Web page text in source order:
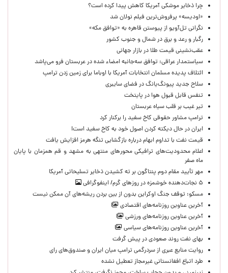
چرا ذخایر موشکی آمریکا کاهش پیدا کرده است؟
«اودیسه» پرفروش‌ترین فیلم نولان شد
نگرانی تل‌آویو از پیوستن قاهره به «توافق مکه»
رگبار و رعد و برق در شمال و جنوب کشور
عقب‌نشینی قیمت طلا در بازار جهانی
سیاستمدار عراقی: توافق سه‌جانبه امضاء شده در عربستان فرو می‌پاشد
ائتلاف پدیده مسلمان انتخابات آمریکا با اوباما برای زمین زدن ترامپ
سلاح جدید پیونگ‌یانگ در فضای سایبری
تنفس قابل قبول هوا در پایتخت
تیر غیب بر قلب سیاه عربستان
ترامپ مشاور حقوقی کاخ سفید را برکنار کرد
ایران در حال دیکته کردن اصول خود به کاخ سفید است!
قیمت نفت با تداوم ابهام درباره بازگشایی تنگه هرمز افزایش یافت
اعلام محدودیت‌های ترافیکی محورهای منتهی به مشهد و قم همزمان با پایان
ماه صفر
مهر تأیید مقام دوم پنتاگون بر ته کشیدن ذخایر تسلیحاتی آمریکا
۵ نجات‌دهنده خوشمزه در روزهای گرم/ اینفوگرافی
مسکو: توقف جنگ اوکراین بدون از بین بردن ریشه‌های آن ممکن نیست
آخرین عناوین روزنامه‌های اقتصادی
آخرین عناوین روزنامه‌های ورزشی
آخرین عناوین روزنامه‌های سیاسی
بهای نفت روند صعودی در پیش گرفت
روایت منابع عبری از سردرگمی ترامپ میان ایران و صندوق‌های رای
طرد اتباع افغانستانی غیرمجاز تعطیل نشده